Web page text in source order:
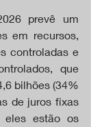
prevê um
em recursos,
controladas e
que
bilhões (34%
de juros fixas
eles estão os